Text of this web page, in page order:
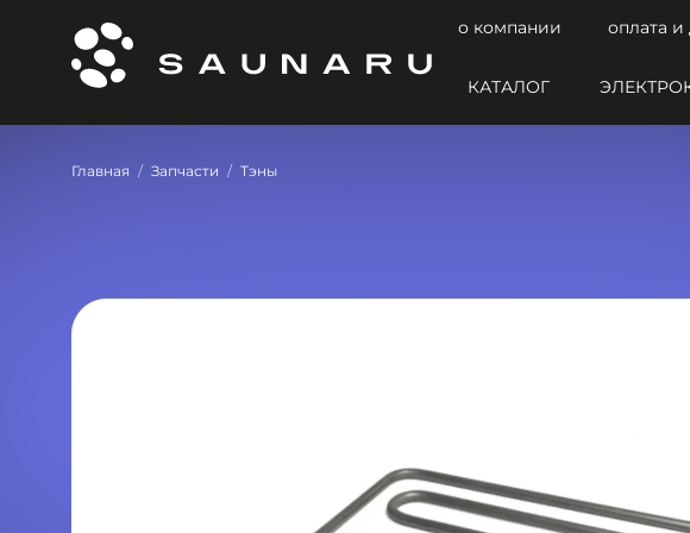
о компании оплата и
КАТАЛОГ
Главная Запчасти Тэны